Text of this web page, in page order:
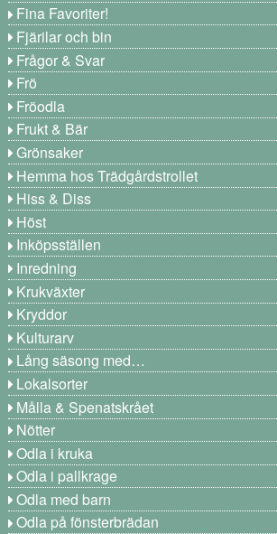
Fina Favoriter!
Fjärilar och bin
Frågor & Svar
Frö
Fröodla
Frukt & Bär
Grönsaker
Hemma hos Trädgårdstrollet
Hiss & Diss
Höst
Inköpsställen
Inredning
Krukväxter
Kryddor
Kulturarv
Lång säsong med…
Lokalsorter
Målla & Spenatskrået
Nötter
Odla i kruka
Odla i pallkrage
Odla med barn
Odla på fönsterbrädan